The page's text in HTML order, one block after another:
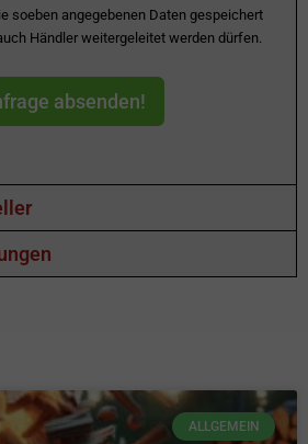
soeben angegebenen Daten gespeichert
Händler weitergeleitet werden dürfen.
absenden!
ALLGEMEIN